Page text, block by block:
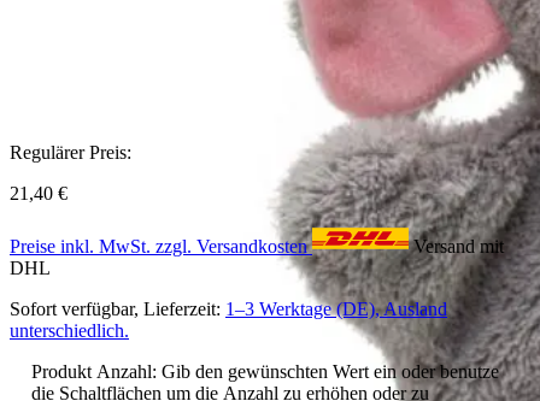
Regulärer Preis:
21,40 €
Preise inkl. MwSt. zzgl. Versandkosten
Versand mit
DHL
Sofort verfügbar, Lieferzeit: 1–3 Werktage (DE), Ausland
unterschiedlich.
Produkt Anzahl: Gib den gewünschten Wert ein oder benutze
die Schaltflächen um die Anzahl zu erhöhen oder zu